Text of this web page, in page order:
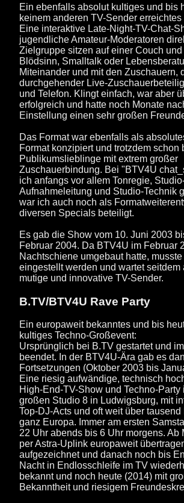
Ein ebenfalls absolut kultiges und bis
keinem anderen TV-Sender erreichtes
Eine interaktive Late-Night-TV-Chat-
jugendliche Amateur-Moderatoren
Zielgruppe sitzen auf einer Couch und
Blödsinn, Smalltalk oder
Miteinander und mit den Zuschauern,
durchgehender Live-
und Telefon. Klingt einfach, war aber
erfolgreich und hatte noch Monate
Einstellung einen sehr großen
Das Format war ebenfalls als
Format konzipiert und trotzdem schon
Publikumslieblinge mit extrem großer
Zuschauerbindung. Bei "BTV4U
ich anfangs vor allem Tonregie,
Aufnahmeleitung und Studio-Technik
war ich auch noch als
diversen Specials beteiligt.
Es gab die Show vom 10. Juni 2003
Februar 2004. Da BTV4U im Februar
Nachtschiene umgebaut hatte,
eingestellt werden und wartet seitdem
mutige und innovative TV-Sender.
B.TV/BTV4U Rave Party
Ein europaweit bekanntes und bis
kultiges Techno-Großevent:
Ursprünglich bei B.TV gestartet und
beendet. In der BTV4U-Ära gab es
Fortsetzungen (Oktober 2003 bis
Eine riesig aufwändige, technisch
High-End-TV-Show und Techno-Party
großen Studio 8 in Ludwigsburg, mit
Top-DJ-Acts und oft weit über
ganz Europa. Immer am ersten
22 Uhr abends bis 6 Uhr morgens. Ab
per Astra-Uplink europaweit
aufgezeichnet und danach noch bis
Nacht in Endlosschleife im TV
bekannt und noch heute (2014) mit
Bekanntheit und riesigem